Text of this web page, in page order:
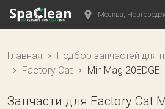
Москва,
Главная
Подбор запчастей для
Factory Cat
MiniMag 20EDGE
Запчасти для Factory Cat